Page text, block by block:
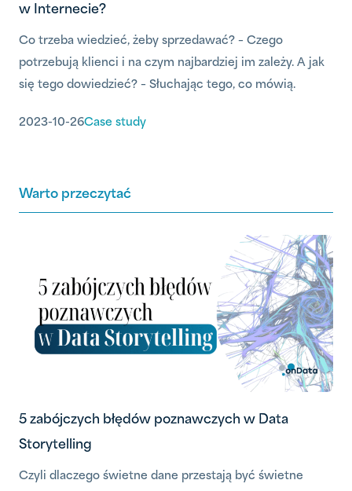
w Internecie?
Co trzeba wiedzieć, żeby sprzedawać? – Czego
potrzebują klienci i na czym najbardziej im zależy. A jak
się tego dowiedzieć? – Słuchając tego, co mówią.
którymi sami się dzielą. Nie bez powodu monitorowanie
mówią klienci – bo w ich wypowiedziach można
2023-10-26Case study
Warto przeczytać
5 zabójczych błędów poznawczych w Data
Storytelling
Czyli dlaczego świetne dane przestają być świetne